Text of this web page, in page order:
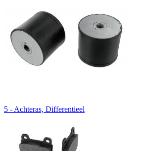
5 - Achteras, Differentieel